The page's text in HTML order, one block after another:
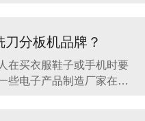
保养它，这样才能够保证
为我们的工作服务。本文
响分板机使用寿命的一些
分板机品牌？
买衣服鞋子或手机时要
些电子产品制造厂家在选